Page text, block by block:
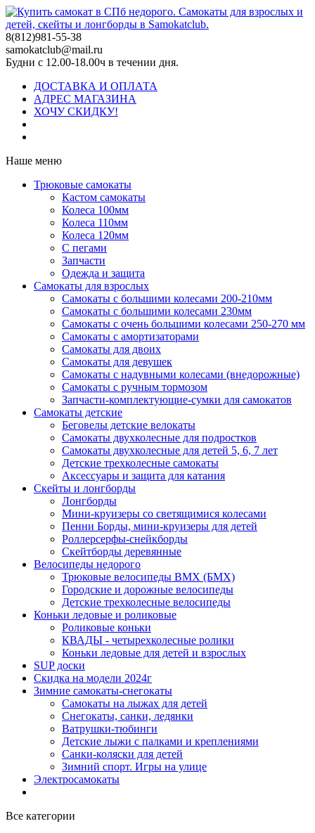
8(812)981-55-38
samokatclub@mail.ru
Будни с 12.00-18.00ч в течении дня.
ДОСТАВКА И ОПЛАТА
АДРЕС МАГАЗИНА
ХОЧУ СКИДКУ!
Наше меню
Трюковые самокаты
Кастом самокаты
Колеса 100мм
Колеса 110мм
Колеса 120мм
С пегами
Запчасти
Одежда и защита
Самокаты для взрослых
Самокаты с большими колесами 200-210мм
Самокаты с большими колесами 230мм
Самокаты с очень большими колесами 250-270 мм
Самокаты с амортизаторами
Самокаты для двоих
Самокаты для девушек
Самокаты с надувными колесами (внедорожные)
Самокаты с ручным тормозом
Запчасти-комплектующие-сумки для самокатов
Самокаты детские
Беговелы детские велокаты
Самокаты двухколесные для подростков
Самокаты двухколесные для детей 5, 6, 7 лет
Детские трехколесные самокаты
Аксессуары и защита для катания
Cкейты и лонгборды
Лонгборды
Мини-круизеры со светящимися колесами
Пенни Борды, мини-круизеры для детей
Роллерсерфы-снейкборды
Скейтборды деревянные
Велосипеды недорого
Трюковые велосипеды BMX (БМХ)
Городские и дорожные велосипеды
Детские трехколесные велосипеды
Коньки ледовые и роликовые
Роликовые коньки
КВАДЫ - четырехколесные ролики
Коньки ледовые для детей и взрослых
SUP доски
Скидка на модели 2024г
Зимние самокаты-снегокаты
Самокаты на лыжах для детей
Снегокаты, санки, ледянки
Ватрушки-тюбинги
Детские лыжи с палками и креплениями
Санки-коляски для детей
Зимний спорт. Игры на улице
Электросамокаты
Все категории